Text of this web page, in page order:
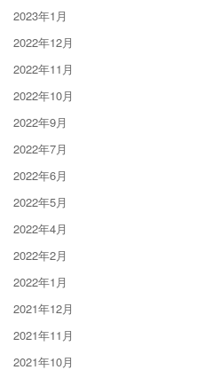
2023年1月
2022年12月
2022年11月
2022年10月
2022年9月
2022年7月
2022年6月
2022年5月
2022年4月
2022年2月
2022年1月
2021年12月
2021年11月
2021年10月